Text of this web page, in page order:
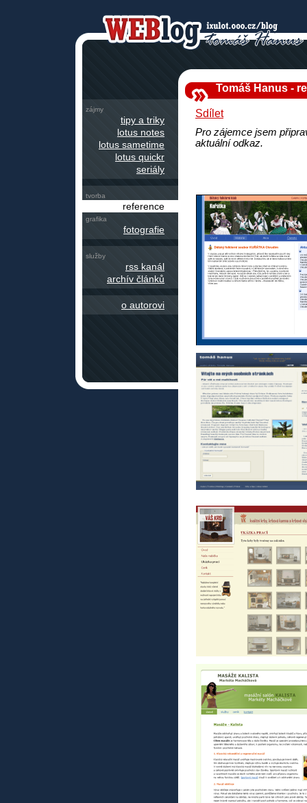
Tomáš Hanus -
Sdílet
Pro zájemce jsem
aktuální odkaz.
zájmy
tipy a triky
lotus notes
lotus sametime
lotus quickr
seriály
tvorba
reference
grafika
fotografie
služby
rss kanál
archív článků
o autorovi